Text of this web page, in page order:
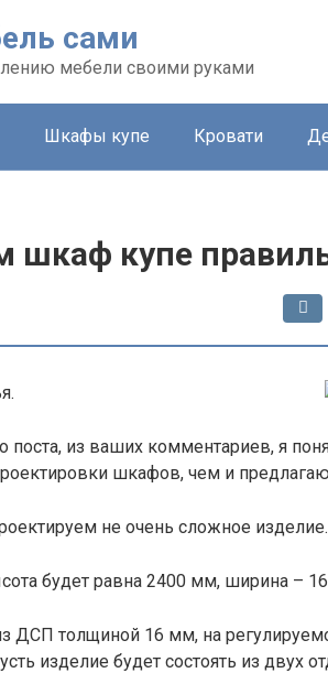
сами
мебели своими руками
Шкафы купе Кровати
шкаф купе
из ваших комментариев, я
шкафов, чем и
не очень сложное изделие.
будет равна 2400 мм, ширина –
ДСП толщиной 16 мм, на
изделие будет состоять из двух